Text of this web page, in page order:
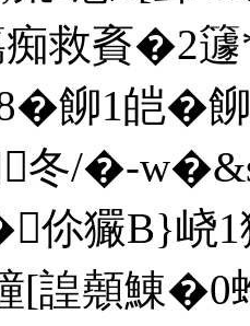
救賌�2
飹1皑
冬/�-
玁B}峣
顤鯟�0蛜